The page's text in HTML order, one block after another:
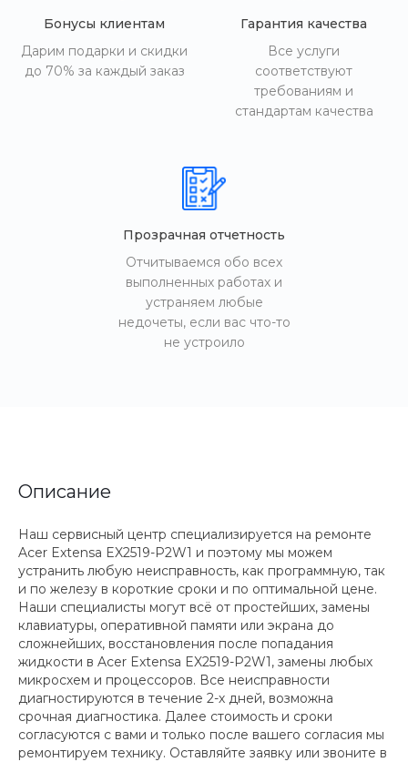
Бонусы клиентам
Дарим подарки и скидки
до 70% за каждый заказ
Гарантия качества
Все услуги
соответствуют
требованиям и
стандартам качества
Прозрачная отчетность
Отчитываемся обо всех
выполненных работах и
устраняем любые
недочеты, если вас что-то
не устроило
Описание
Наш сервисный центр специализируется на ремонте
Acer Extensa EX2519-P2W1 и поэтому мы можем
устранить любую неисправность, как программную, так
и по железу в короткие сроки и по оптимальной цене.
Наши специалисты могут всё от простейших, замены
клавиатуры, оперативной памяти или экрана до
сложнейших, восстановления после попадания
жидкости в Acer Extensa EX2519-P2W1, замены любых
микросхем и процессоров. Все неисправности
диагностируются в течение 2-х дней, возможна
срочная диагностика. Далее стоимость и сроки
согласуются с вами и только после вашего согласия мы
ремонтируем технику. Оставляйте заявку или звоните в